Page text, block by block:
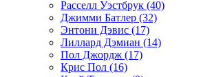
Расселл Уэстбрук (40)
Джимми Батлер (32)
Энтони Дэвис (17)
Лиллард Дэмиан (14)
Пол Джордж (17)
Крис Пол (16)